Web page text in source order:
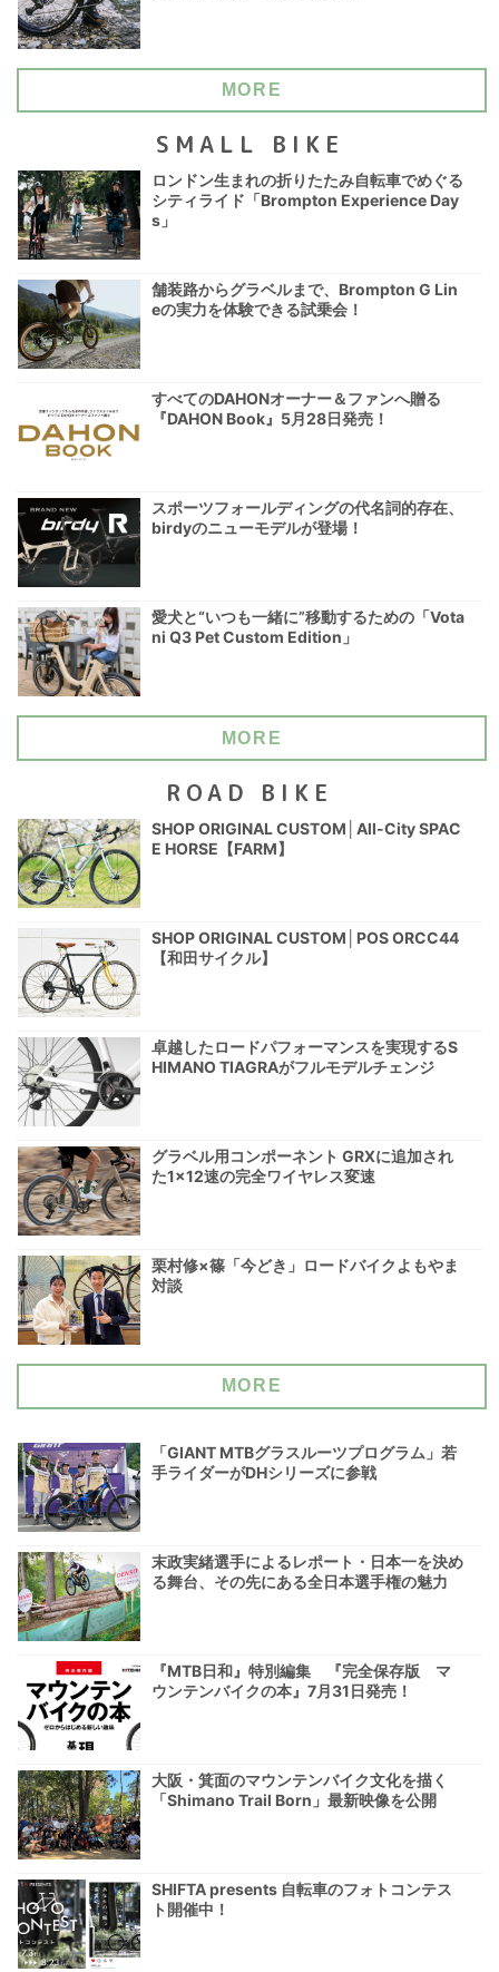
MORE
SMALL BIKE
ロンドン生まれの折りたたみ自転車でめぐる
シティライド「Brompton Experience Day
s」
舗装路からグラベルまで、Brompton G Lin
eの実力を体験できる試乗会！
すべてのDAHONオーナー＆ファンへ贈る
『DAHON Book』5月28日発売！
スポーツフォールディングの代名詞的存在、
birdyのニューモデルが登場！
愛犬と“いつも一緒に”移動するための「Vota
ni Q3 Pet Custom Edition」
MORE
ROAD BIKE
SHOP ORIGINAL CUSTOM│All-City SPAC
E HORSE【FARM】
SHOP ORIGINAL CUSTOM│POS ORCC44
【和田サイクル】
卓越したロードパフォーマンスを実現するS
HIMANO TIAGRAがフルモデルチェンジ
グラベル用コンポーネント GRXに追加され
た1×12速の完全ワイヤレス変速
栗村修×篠「今どき」ロードバイクよもやま
対談
MORE
「GIANT MTBグラスルーツプログラム」若
手ライダーがDHシリーズに参戦
末政実緒選手によるレポート・日本一を決め
る舞台、その先にある全日本選手権の魅力
『MTB日和』特別編集 『完全保存版 マ
ウンテンバイクの本』7月31日発売！
大阪・箕面のマウンテンバイク文化を描く
「Shimano Trail Born」最新映像を公開
SHIFTA presents 自転車のフォトコンテス
ト開催中！